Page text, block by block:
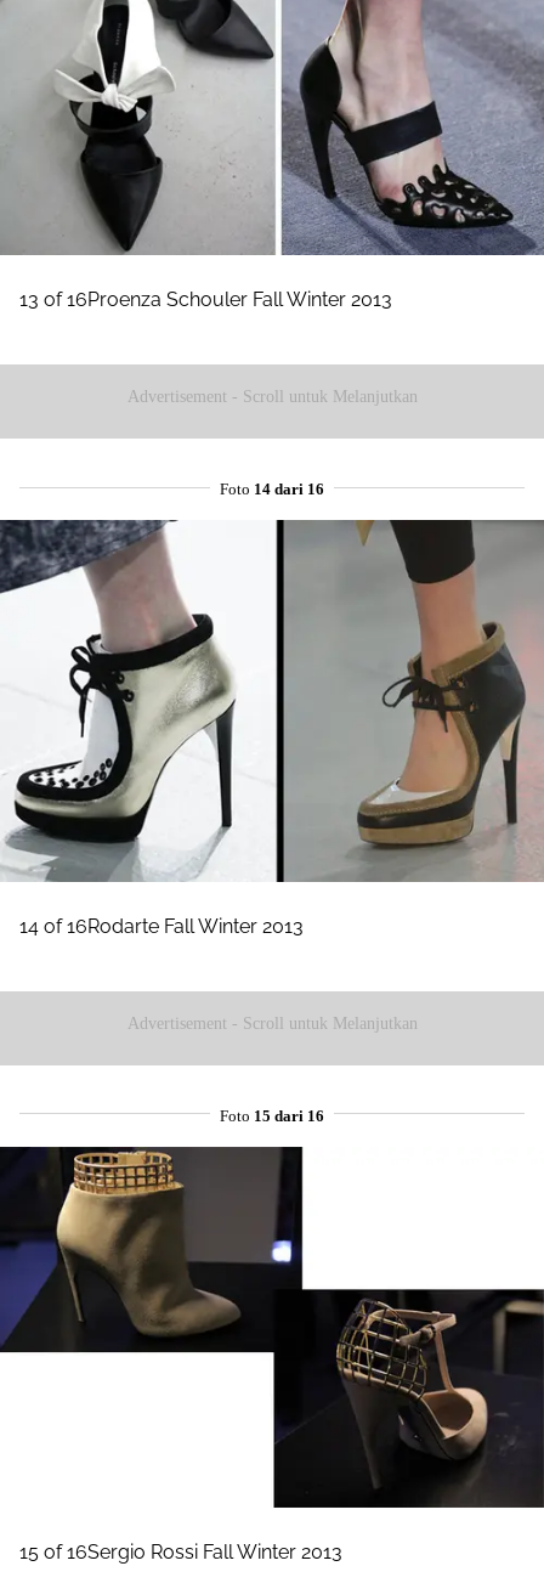
13 of 16Proenza Schouler Fall Winter 2013
Advertisement - Scroll untuk Melanjutkan
Foto 14 dari 16
14 of 16Rodarte Fall Winter 2013
Advertisement - Scroll untuk Melanjutkan
Foto 15 dari 16
15 of 16Sergio Rossi Fall Winter 2013